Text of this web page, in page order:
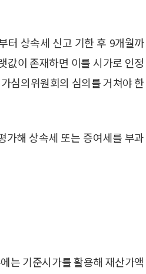
터 상속세 신고 기한 후 9개월까
값이 존재하면 이를 시가로 인정
심의위원회의 심의를 거쳐야 한
가해 상속세 또는 증여세를 부과
는 기준시가를 활용해 재산가액